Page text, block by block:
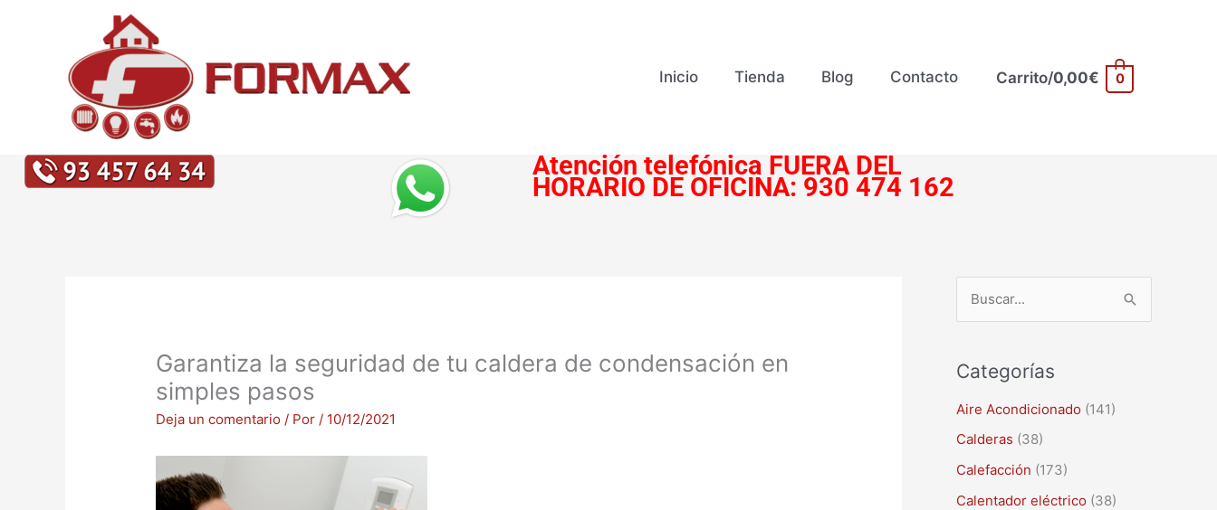
Inicio Tienda Blog Contacto Carrito/0,00€ 0
Atención telefónica FUERA DEL
HORARIO DE OFICINA: 930 474 162
Garantiza la seguridad de tu caldera de condensación en
simples pasos
Deja un comentario / Por / 10/12/2021
c
a
r
p
o
Categorías
Aire Acondicionado (141)
Calderas (38)
Calefacción (173)
Calentador eléctrico (38)